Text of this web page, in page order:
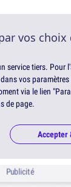
vos choix
service tiers. Pour
vos
via le lien
de page.
Accepter
Publicité